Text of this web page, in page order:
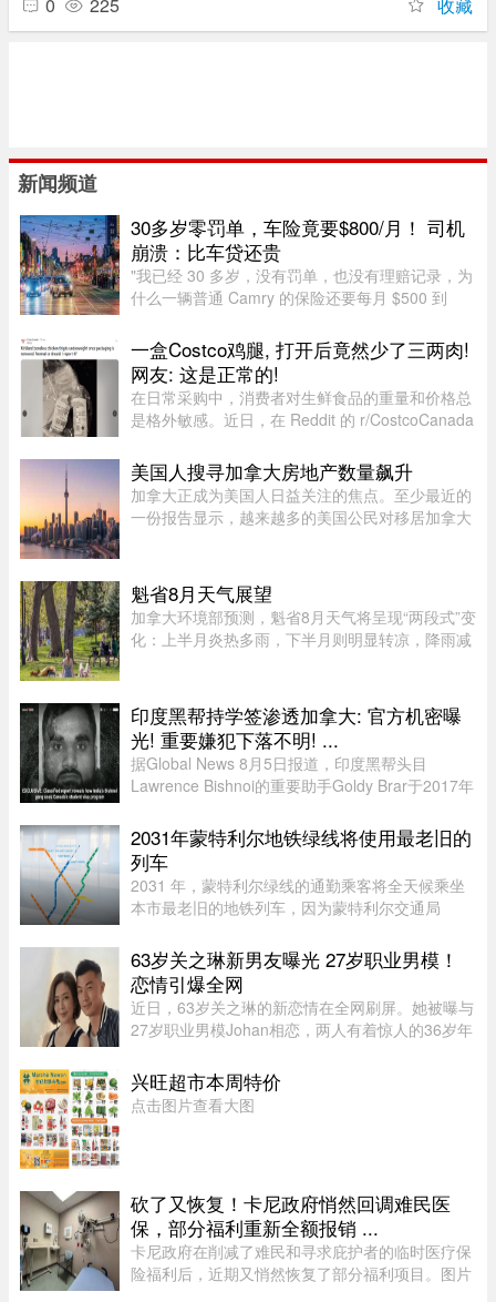
新闻频道
30多岁零罚单，车险竟要$800/月！ 司机
崩溃：比车贷还贵
"我已经 30 多岁，没有罚单，也没有理赔记录，为
什么一辆普通 Camry 的保险还要每月 $500 到
己找过保险经纪、直接联系过保险公司，也使用了
多个比价网站，得到的报价 ...
一盒Costco鸡腿, 打开后竟然少了三两肉!
网友: 这是正常的!
在日常采购中，消费者对生鲜食品的重量和价格总
是格外敏感。近日，在 Reddit 的 r/CostcoCanada
Costco 购买的 Kirkland 无骨鸡腿肉，去掉包装后
称重，竟然比标签上的重量 ...
美国人搜寻加拿大房地产数量飙升
加拿大正成为美国人日益关注的焦点。至少最近的
一份报告显示，越来越多的美国公民对移居加拿大
访问量的研究，发现美国用户对加拿 ...
魁省8月天气展望
加拿大环境部预测，魁省8月天气将呈现“两段式”变
化：上半月炎热多雨，下半月则明显转凉，降雨减
平，而南部地区气温则略低 ...
印度黑帮持学签渗透加拿大: 官方机密曝
光! 重要嫌犯下落不明! ...
据Global News 8月5日报道，印度黑帮头目
Lawrence Bishnoi的重要助手Goldy Brar于2017年
Thompson Rivers University就读。但记录显示，
目前“无法确认”他是否真的上过课。实 ...
2031年蒙特利尔地铁绿线将使用最老旧的
列车
2031 年，蒙特利尔绿线的通勤乘客将全天候乘坐
本市最老旧的地铁列车，因为蒙特利尔交通局
六年后，当蓝线延长线通车时，STM 将把现代化
的 Azur 列车从绿线调往蓝线。作为 ...
63岁关之琳新男友曝光 27岁职业男模！
恋情引爆全网
近日，63岁关之琳的新恋情在全网刷屏。她被曝与
27岁职业男模Johan相恋，两人有着惊人的36岁年
认，作为当事人的关之琳却始终保持沉默，既不承
认也不否认，这份淡定态度， ...
兴旺超市本周特价
点击图片查看大图
砍了又恢复！卡尼政府悄然回调难民医
保，部分福利重新全额报销 ...
卡尼政府在削减了难民和寻求庇护者的临时医疗保
险福利后，近期又悄然恢复了部分福利项目。图片